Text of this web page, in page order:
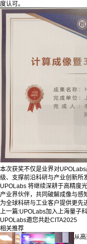
度认可。
本次获奖不仅是业界对
级、支撑前沿科研与产业创新所
UPOLabs 将继续深耕于高精度
产业界伙伴，共同破解成像与感
为全球科研与工业客户提供更先
上一篇:UPOLabs加入上海量子
UPOLabs邀您共赴CITA2025
相关推荐
从